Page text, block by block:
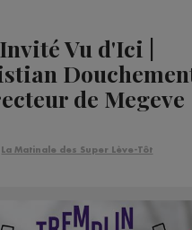
Invité Vu d'Ici |
de Megeve
La Matinale des Super Lève-Tôt